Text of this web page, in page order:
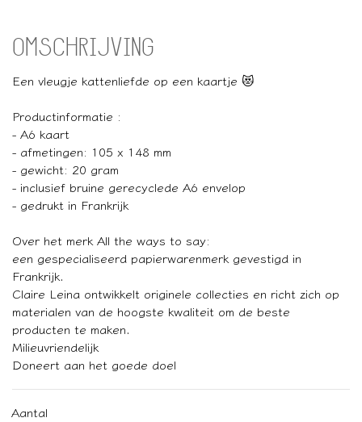
OMSCHRIJVING
Een vleugje kattenliefde op een kaartje 😻
Productinformatie :
- A6 kaart
- afmetingen: 105 x 148 mm
- gewicht: 20 gram
- inclusief bruine gerecyclede A6 envelop
- gedrukt in Frankrijk
Over het merk All the ways to say:
een gespecialiseerd papierwarenmerk gevestigd in
Frankrijk.
Claire Leina ontwikkelt originele collecties en richt zich op
materialen van de hoogste kwaliteit om de beste
producten te maken.
Milieuvriendelijk
Doneert aan het goede doel
Aantal